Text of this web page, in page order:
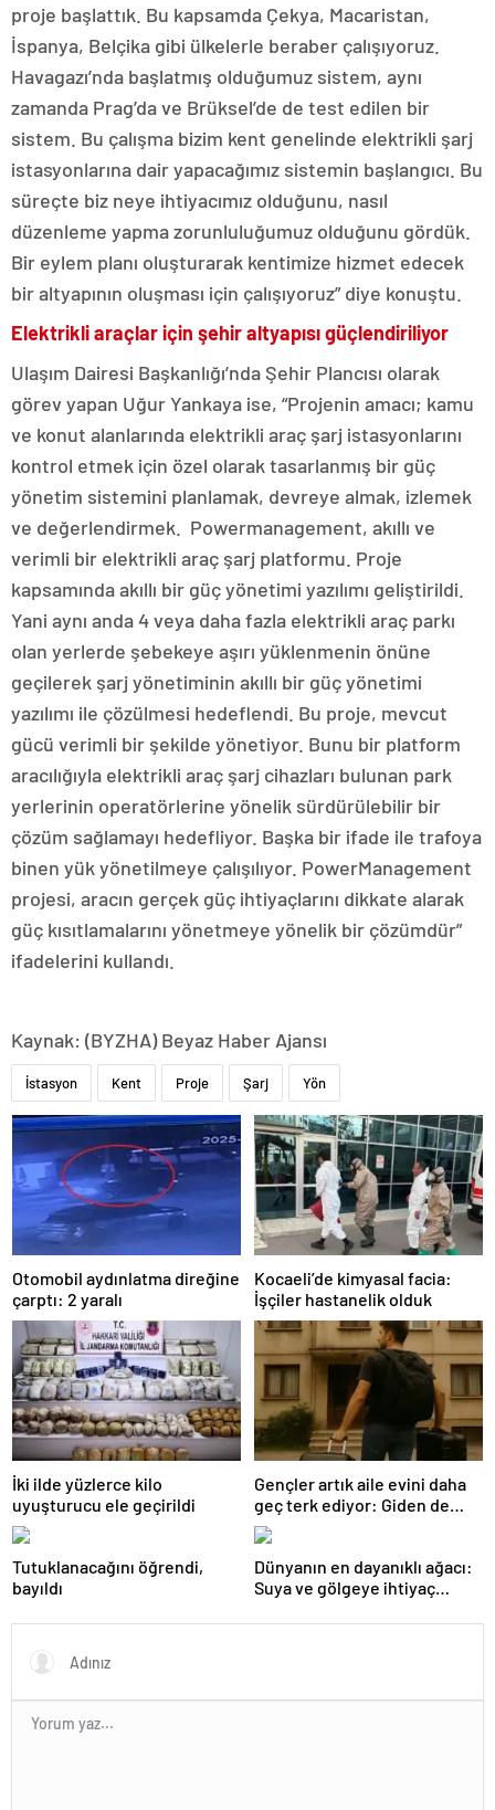
proje başlattık. Bu kapsamda Çekya, Macaristan,
İspanya, Belçika gibi ülkelerle beraber çalışıyoruz.
Havagazı’nda başlatmış olduğumuz sistem, aynı
zamanda Prag’da ve Brüksel’de de test edilen bir
sistem. Bu çalışma bizim kent genelinde elektrikli şarj
istasyonlarına dair yapacağımız sistemin başlangıcı. Bu
süreçte biz neye ihtiyacımız olduğunu, nasıl
düzenleme yapma zorunluluğumuz olduğunu gördük.
Bir eylem planı oluşturarak kentimize hizmet edecek
bir altyapının oluşması için çalışıyoruz” diye konuştu.
Elektrikli araçlar için şehir altyapısı güçlendiriliyor
Ulaşım Dairesi Başkanlığı’nda Şehir Plancısı olarak
görev yapan Uğur Yankaya ise, “Projenin amacı; kamu
ve konut alanlarında elektrikli araç şarj istasyonlarını
kontrol etmek için özel olarak tasarlanmış bir güç
yönetim sistemini planlamak, devreye almak, izlemek
ve değerlendirmek. Powermanagement, akıllı ve
verimli bir elektrikli araç şarj platformu. Proje
kapsamında akıllı bir güç yönetimi yazılımı geliştirildi.
Yani aynı anda 4 veya daha fazla elektrikli araç parkı
olan yerlerde şebekeye aşırı yüklenmenin önüne
geçilerek şarj yönetiminin akıllı bir güç yönetimi
yazılımı ile çözülmesi hedeflendi. Bu proje, mevcut
gücü verimli bir şekilde yönetiyor. Bunu bir platform
aracılığıyla elektrikli araç şarj cihazları bulunan park
yerlerinin operatörlerine yönelik sürdürülebilir bir
çözüm sağlamayı hedefliyor. Başka bir ifade ile trafoya
binen yük yönetilmeye çalışılıyor. PowerManagement
projesi, aracın gerçek güç ihtiyaçlarını dikkate alarak
güç kısıtlamalarını yönetmeye yönelik bir çözümdür”
ifadelerini kullandı.
Kaynak: (BYZHA) Beyaz Haber Ajansı
İstasyon Kent Proje Şarj Yön
Otomobil aydınlatma direğine
çarptı: 2 yaralı
Kocaeli’de kimyasal facia:
İşçiler hastanelik olduk
İki ilde yüzlerce kilo
uyuşturucu ele geçirildi
Gençler artık aile evini daha
geç terk ediyor: Giden de
geri dönüyor
Tutuklanacağını öğrendi,
bayıldı
Dünyanın en dayanıklı ağacı:
Suya ve gölgeye ihtiyaç
veriyor!